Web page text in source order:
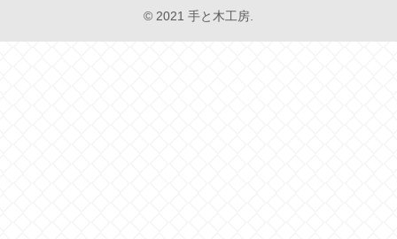
© 2021 手と木工房.